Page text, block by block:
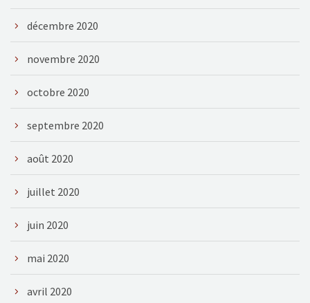
décembre 2020
novembre 2020
octobre 2020
septembre 2020
août 2020
juillet 2020
juin 2020
mai 2020
avril 2020